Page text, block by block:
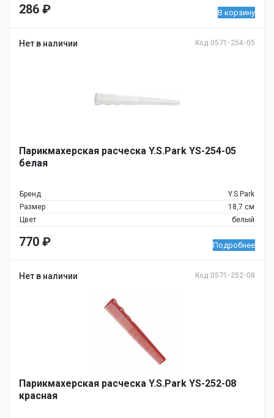
286 ₽ В корзину
Нет в наличии Код 0571-254-05
Парикмахерская расческа Y.S.Park YS-254-05
белая
Бренд
Y.S.Park
Размер
18,7 см
Цвет
белый
770 ₽ Подробнее
Нет в наличии Код 0571-252-08
Парикмахерская расческа Y.S.Park YS-252-08
красная